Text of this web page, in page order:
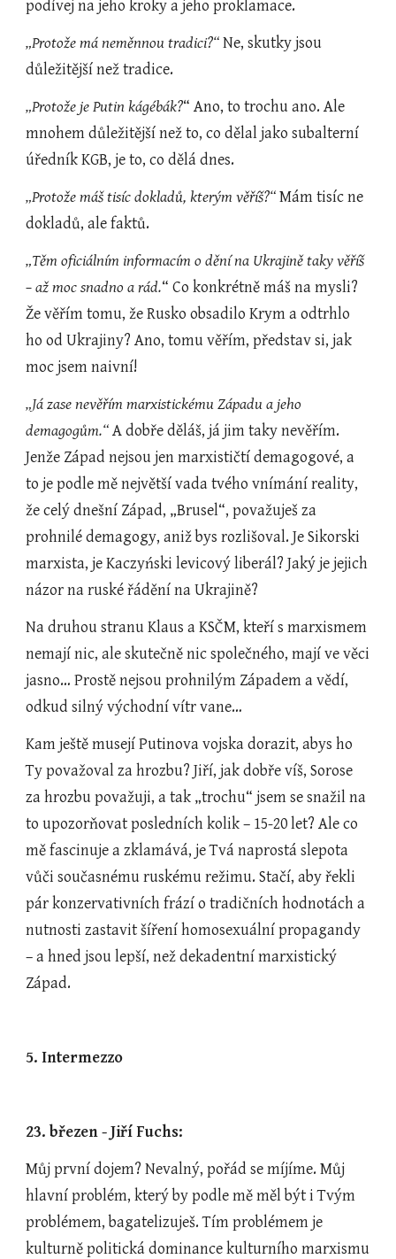
podívej na jeho kroky a jeho proklamace.
„Protože má neměnnou tradici?“ Ne, skutky jsou
důležitější než tradice.
„Protože je Putin kágébák?“ Ano, to trochu ano. Ale
mnohem důležitější než to, co dělal jako subalterní
úředník KGB, je to, co dělá dnes.
„Protože máš tisíc dokladů, kterým věříš?“ Mám tisíc ne
dokladů, ale faktů.
„Těm oficiálním informacím o dění na Ukrajině taky věříš
– až moc snadno a rád.“ Co konkrétně máš na mysli?
Že věřím tomu, že Rusko obsadilo Krym a odtrhlo
ho od Ukrajiny? Ano, tomu věřím, představ si, jak
moc jsem naivní!
„Já zase nevěřím marxistickému Západu a jeho
demagogům.“ A dobře děláš, já jim taky nevěřím.
Jenže Západ nejsou jen marxističtí demagogové, a
to je podle mě největší vada tvého vnímání reality,
že celý dnešní Západ, „Brusel“, považuješ za
prohnilé demagogy, aniž bys rozlišoval. Je Sikorski
marxista, je Kaczyński levicový liberál? Jaký je jejich
názor na ruské řádění na Ukrajině?
Na druhou stranu Klaus a KSČM, kteří s marxismem
nemají nic, ale skutečně nic společného, mají ve věci
jasno… Prostě nejsou prohnilým Západem a vědí,
odkud silný východní vítr vane…
Kam ještě musejí Putinova vojska dorazit, abys ho
Ty považoval za hrozbu? Jiří, jak dobře víš, Sorose
za hrozbu považuji, a tak „trochu“ jsem se snažil na
to upozorňovat posledních kolik – 15-20 let? Ale co
mě fascinuje a zklamává, je Tvá naprostá slepota
vůči současnému ruskému režimu. Stačí, aby řekli
pár konzervativních frází o tradičních hodnotách a
nutnosti zastavit šíření homosexuální propagandy
– a hned jsou lepší, než dekadentní marxistický
Západ.
5. Intermezzo
23. březen - Jiří Fuchs:
Můj první dojem? Nevalný, pořád se míjíme. Můj
hlavní problém, který by podle mě měl být i Tvým
problémem, bagatelizuješ. Tím problémem je
kulturně politická dominance kulturního marxismu